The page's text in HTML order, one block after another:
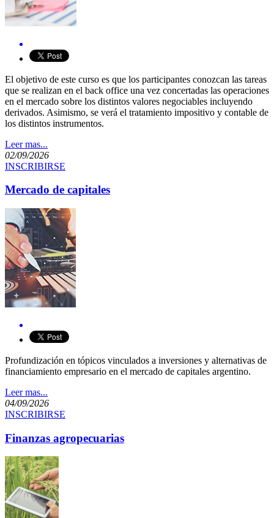
​El objetivo de este curso es que los participantes conozcan las tareas
que se realizan en el back office una vez concertadas las operaciones
en el mercado sobre los distintos valores negociables incluyendo
derivados. Asimismo, se verá el ​tratamiento impositivo y contable de
los distintos instrumentos.​
Leer mas...
02/09/2026
INSCRIBIRSE
Mercado de capitales
​​Profundización en tópicos vinculados a inversiones y alternativas de
financiamiento empresario en el mercado de capitales argentino.
Leer mas...
04/09/2026
INSCRIBIRSE
Finanzas agropecuarias